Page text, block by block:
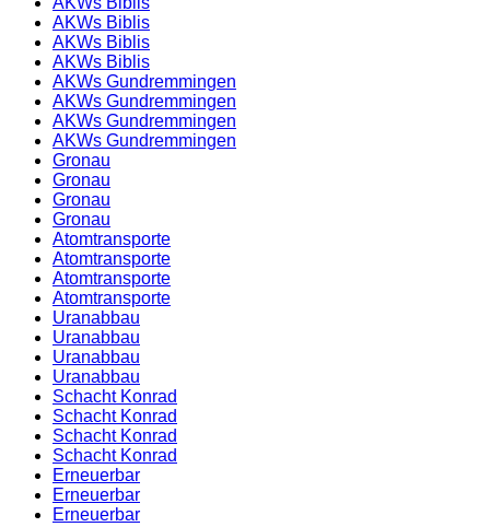
AKWs Biblis
AKWs Biblis
AKWs Biblis
AKWs Gundremmingen
AKWs Gundremmingen
AKWs Gundremmingen
AKWs Gundremmingen
Gronau
Gronau
Gronau
Gronau
Atomtransporte
Atomtransporte
Atomtransporte
Atomtransporte
Uranabbau
Uranabbau
Uranabbau
Uranabbau
Schacht Konrad
Schacht Konrad
Schacht Konrad
Schacht Konrad
Erneuerbar
Erneuerbar
Erneuerbar